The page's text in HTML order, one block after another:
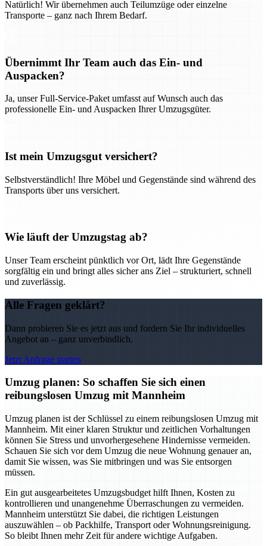
Natürlich! Wir übernehmen auch Teilumzüge oder einzelne
Transporte – ganz nach Ihrem Bedarf.
Übernimmt Ihr Team auch das Ein- und
Auspacken?
Ja, unser Full-Service-Paket umfasst auf Wunsch auch das
professionelle Ein- und Auspacken Ihrer Umzugsgüter.
Ist mein Umzugsgut versichert?
Selbstverständlich! Ihre Möbel und Gegenstände sind während des
Transports über uns versichert.
Wie läuft der Umzugstag ab?
Unser Team erscheint pünktlich vor Ort, lädt Ihre Gegenstände
sorgfältig ein und bringt alles sicher ans Ziel – strukturiert, schnell
und zuverlässig.
Alle Fragen geklärt?
Dann probieren Sie es jetzt aus und fordern Sie Ihr individuelles
Angebot an – ganz unverbindlich.
Jetzt Anfrage starten
Umzug planen: So schaffen Sie sich einen
reibungslosen Umzug mit Mannheim
Umzug planen ist der Schlüssel zu einem reibungslosen Umzug mit
Mannheim. Mit einer klaren Struktur und zeitlichen Vorhaltungen
können Sie Stress und unvorhergesehene Hindernisse vermeiden.
Schauen Sie sich vor dem Umzug die neue Wohnung genauer an,
damit Sie wissen, was Sie mitbringen und was Sie entsorgen
müssen.
Ein gut ausgearbeitetes Umzugsbudget hilft Ihnen, Kosten zu
kontrollieren und unangenehme Überraschungen zu vermeiden.
Mannheim unterstützt Sie dabei, die richtigen Leistungen
auszuwählen – ob Packhilfe, Transport oder Wohnungsreinigung.
So bleibt Ihnen mehr Zeit für andere wichtige Aufgaben.